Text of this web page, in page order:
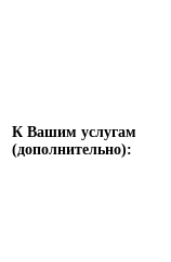
К Вашим услугам
(дополнительно):